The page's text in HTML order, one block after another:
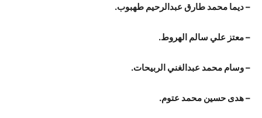
– ديما محمد طارق عبدالرحيم طهبوب.
– معتز علي سالم الهروط.
– وسام محمد عبدالغني الربيحات.
– هدى حسين محمد عتوم.